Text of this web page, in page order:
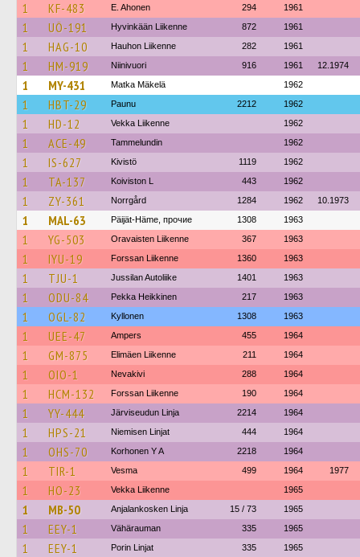
1 KF-483 E. Ahonen 294 1961
1 UÖ-191 Hyvinkään Liikenne 872 1961
1 HAG-10 Hauhon Liikenne 282 1961
1 HM-919 Niinivuori 916 1961 12.1974
1 MY-431 Matka Mäkelä 1962
1 HBT-29 Paunu 2212 1962
1 HD-12 Vekka Liikenne 1962
1 ACE-49 Tammelundin 1962
1 IS-627 Kivistö 1119 1962
1 TA-137 Koiviston L 443 1962
1 ZY-361 Norrgård 1284 1962 10.1973
1 MAL-63 Päijät-Häme, прочие 1308 1963
1 YG-503 Oravaisten Liikenne 367 1963
1 IYU-19 Forssan Liikenne 1360 1963
1 TJU-1 Jussilan Autoliike 1401 1963
1 ODU-84 Pekka Heikkinen 217 1963
1 OGL-82 Kyllonen 1308 1963
1 UEE-47 Ampers 455 1964
1 GM-875 Elimäen Liikenne 211 1964
1 OIO-1 Nevakivi 288 1964
1 HCM-132 Forssan Liikenne 190 1964
1 YY-444 Järviseudun Linja 2214 1964
1 HPS-21 Niemisen Linjat 444 1964
1 OHS-70 Korhonen Y A 2218 1964
1 TIR-1 Vesma 499 1964 1977
1 HO-23 Vekka Liikenne 1965
1 MB-50 Anjalankosken Linja 15 / 73 1965
1 EEY-1 Vähärauman 335 1965
1 EEY-1 Porin Linjat 335 1965